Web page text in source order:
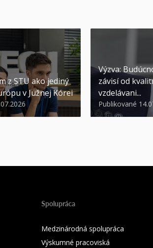
z STU ako jediný
v Južnej Kórei
Výzva:
závisí od
vzdelávani...
Publikované
Spolupráca
Medzinárodná spolupráca
Výskumné pracoviská